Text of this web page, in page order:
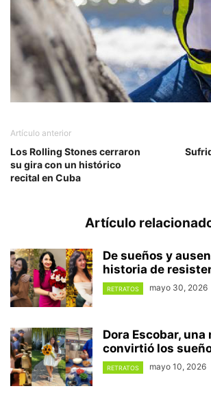
Artículo anterior
Los Rolling Stones cerraron
su gira con un histórico
recital en Cuba
Artículo
De sueños y
historia de
RETRATOS mayo 30, 2026
Dora Escobar, una
convirtió los
RETRATOS mayo 10, 2026